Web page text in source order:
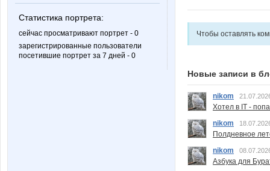
Статистика портрета:
сейчас просматривают портрет - 0
зарегистрированные пользователи
посетившие портрет за 7 дней - 0
Чтобы оставлять
Новые записи в
nikom
Хотел в IT -
nikom
Полдневное
nikom
Азбука для